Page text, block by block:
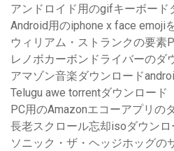
アンドロイド用のgifキーボード
Android用のiphone x face emoji
ウィリアム・ストランクの要素
レノボカーボンドライバーのダ
アマゾン音楽ダウンロード
Telugu aw​​e torrentダウンロード
PC用のAmazonエコーアプリの
長老スクロール忘却isoダウンロ
ソニック・ザ・ヘッジホッグの